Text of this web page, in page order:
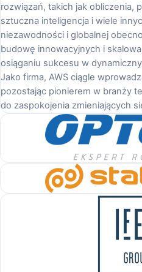
rozwiązań, takich jak obliczenia,
sztuczna inteligencja i wiele
niezawodności i globalnej
budowę innowacyjnych i
osiąganiu sukcesu w
Jako firma, AWS ciągle
pozostając pionierem w branży
do zaspokojenia zmieniających